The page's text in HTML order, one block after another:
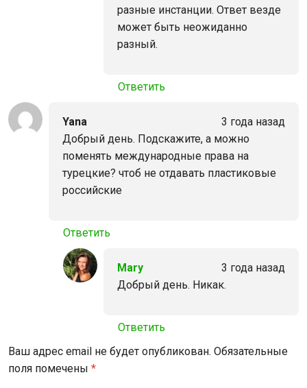
разные инстанции. Ответ везде
может быть неожиданно
разный.
Ответить
Yana
3 года назад
Добрый день. Подскажите, а можно
поменять международные права на
турецкие? чтоб не отдавать пластиковые
российские
Ответить
Mary
3 года назад
Добрый день. Никак.
Ответить
Ваш адрес email не будет опубликован. Обязательные
поля помечены *